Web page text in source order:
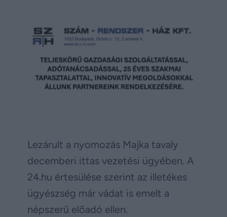
Lezárult a nyomozás Majka tavaly
decemberi ittas vezetési ügyében. A
24.hu értesülése szerint az illetékes
ügyészség már vádat is emelt a
népszerű előadó ellen.